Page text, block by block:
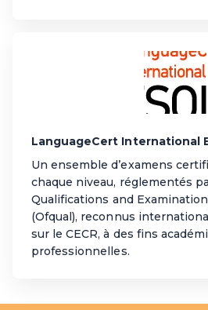
LanguageCert International
Un ensemble d’examens
chaque niveau, réglementés
Qualifications and
(Ofqual), reconnus
sur le CECR, à des fins
professionnelles.